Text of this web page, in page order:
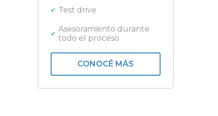
Peugeot
Quicksilver
Renault
Royal Enfield
Triumph
Test drive
Asesoramiento durante
todo el proceso
CONOCÉ MÁS